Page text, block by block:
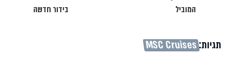
המוביל
בידור חדשה
תגיות:MSC Cruises